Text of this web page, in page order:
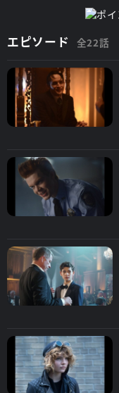
エピソード 全22話